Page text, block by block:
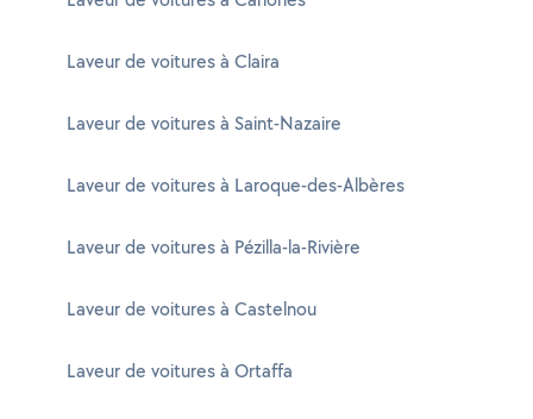
Laveur de voitures à Claira
Laveur de voitures à Saint-Nazaire
Laveur de voitures à Laroque-des-Albères
Laveur de voitures à Pézilla-la-Rivière
Laveur de voitures à Castelnou
Laveur de voitures à Ortaffa